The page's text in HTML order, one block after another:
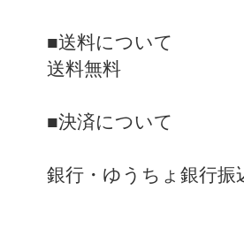
■送料について
送料無料
■決済について
銀行・ゆうちょ銀行